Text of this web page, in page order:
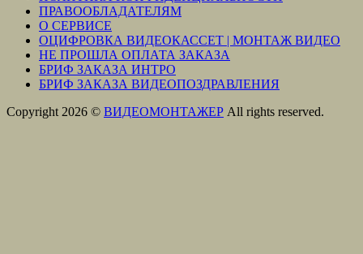
ПРАВООБЛАДАТЕЛЯМ
О СЕРВИСЕ
ОЦИФРОВКА ВИДЕОКАССЕТ | МОНТАЖ ВИДЕО
НЕ ПРОШЛА ОПЛАТА ЗАКАЗА
БРИФ ЗАКАЗА ИНТРО
БРИФ ЗАКАЗА ВИДЕОПОЗДРАВЛЕНИЯ
Copyright 2026 © ВИДЕОМОНТАЖЕР All rights reserved.